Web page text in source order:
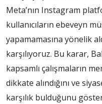
Meta’nın Instagram
kullanıcıların ebeveyn
yapamamasına yönelik
karşılıyoruz. Bu karar,
kapsamlı çalışmaların
dikkate alındığını ve
karşılık bulduğunu